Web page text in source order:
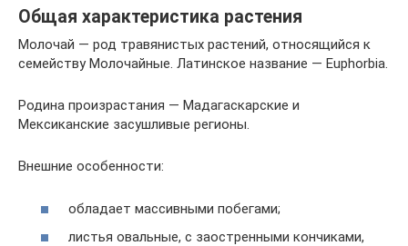
Общая характеристика растения
Молочай — род травянистых растений, относящийся к
семейству Молочайные. Латинское название — Euphorbia.
Родина произрастания — Мадагаскарские и
Мексиканские засушливые регионы.
Внешние особенности:
обладает массивными побегами;
листья овальные, с заостренными кончиками,